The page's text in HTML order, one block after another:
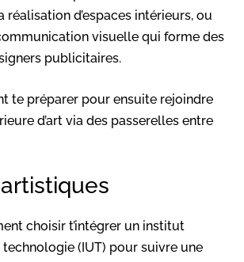
d’espaces intérieurs, ou
visuelle qui forme des
publicitaires.
te préparer pour ensuite rejoindre
d’art via des passerelles entre
choisir t’intégrer un institut
(IUT) pour suivre une